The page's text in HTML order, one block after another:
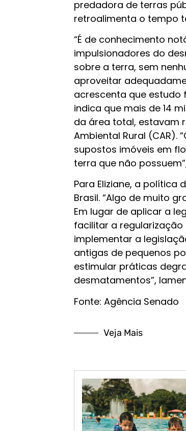
predadora de terras
retroalimenta o tempo
“É de conhecimento
impulsionadores do
sobre a terra, sem
aproveitar
acrescenta que estudo
indica que mais de 14
da área total, estavam
Ambiental Rural (CAR).
supostos imóveis em
terra que não
Para Eliziane, a
Brasil. “Algo de muito
Em lugar de aplicar a
facilitar a
implementar a
antigas de pequenos
estimular práticas
desmatamentos”,
Fonte: Agência Senado
Veja Mais